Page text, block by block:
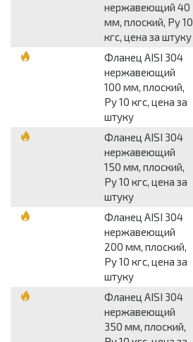
нержавеющий 40
мм, плоский, Py 10
кгс, цена за штуку
Фланец AISI 304
нержавеющий
100 мм, плоский,
Py 10 кгс, цена за
штуку
Фланец AISI 304
нержавеющий
150 мм, плоский,
Py 10 кгс, цена за
штуку
Фланец AISI 304
нержавеющий
200 мм, плоский,
Py 10 кгс, цена за
штуку
Фланец AISI 304
нержавеющий
350 мм, плоский,